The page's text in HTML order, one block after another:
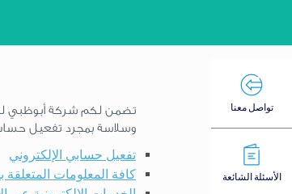
تضمن لكم شركة أبوظبي
وسلاسة بمجرد تفعيل حساب
تفعيل حسابي الإلكتروني
كافة المعلومات المتعلقة
تواصل معنا
الأسئلة الشائعة